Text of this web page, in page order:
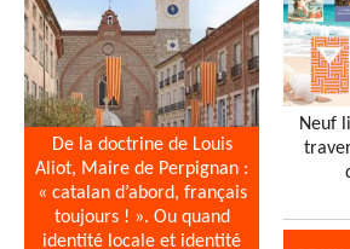
De la doctrine de Louis
Aliot, Maire de Perpignan :
« catalan d’abord, français
toujours ! ». Ou quand
identité locale et identité
Neuf